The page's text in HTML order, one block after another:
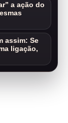
a ação do
assim: Se
ligação,